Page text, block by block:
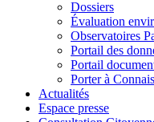
Dossiers
Évaluation
Observatoires
Portail des
Portail
Porter à
Actualités
Espace presse